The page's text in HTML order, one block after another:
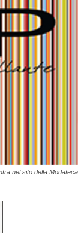
nel sito della Modateca